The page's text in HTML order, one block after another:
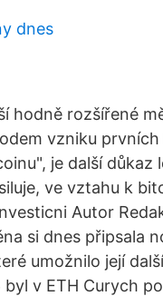
dnes
hodně rozšířené
vzniku
je další
ve vztahu k
Autor
si dnes připsala
umožnilo její
byl v ETH Curych